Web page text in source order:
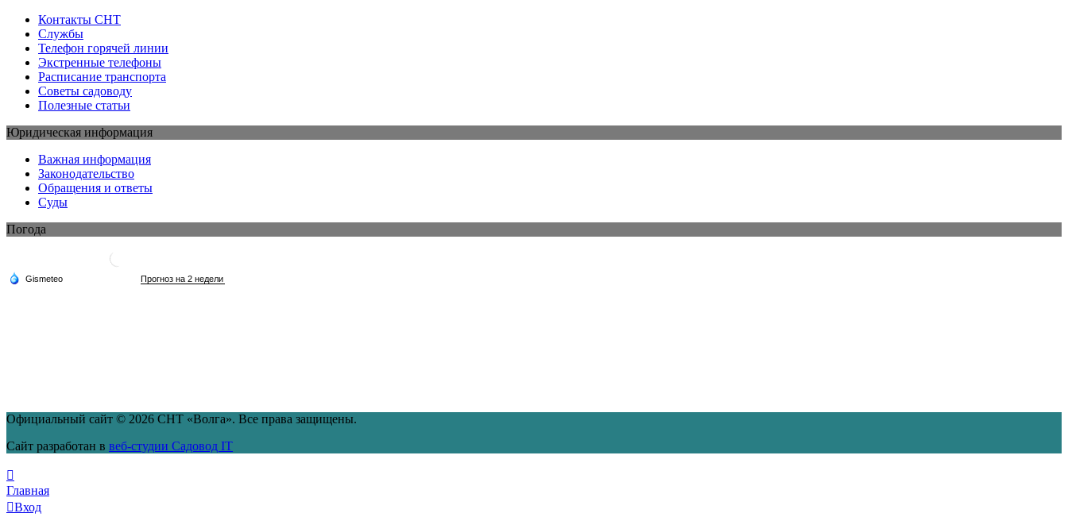
Контакты СНТ
Службы
Телефон горячей линии
Экстренные телефоны
Расписание транспорта
Советы садоводу
Полезные статьи
Юридическая информация
Важная информация
Законодательство
Обращения и ответы
Суды
Погода
Официальный сайт © 2026 СНТ «Волга». Все права защищены.
Сайт разработан в веб-студии Садовод IT
Главная
Вход